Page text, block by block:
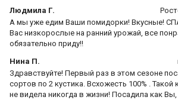
Людмила Г.
А мы уже едим Ваши помидорки! Вкусные!
Вас низкорослые на ранний урожай, все
обязательно приду!!
Нина П.
Здравствуйте! Первый раз в этом сезоне
сортов по 2 кустика. Всхожесть 100% .
не видела никогда в жизни! Посадила как Вы,